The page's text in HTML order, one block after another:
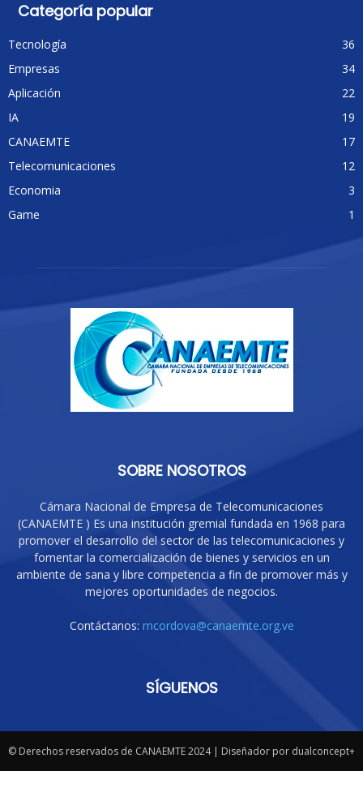
Categoría popular
Tecnología
36
Empresas
34
Aplicación
22
IA
19
CANAEMTE
17
Telecomunicaciones
12
Economia
3
Game
1
SOBRE NOSOTROS
Cámara Nacional de Empresa de Telecomunicaciones
(CANAEMTE ) Es una institución gremial fundada en 1968 para
promover el desarrollo del sector de las telecomunicaciones y
fomentar la comercialización de bienes y servicios en un
ambiente de sana y libre competencia a fin de promover más y
mejores oportunidades de negocios.
Contáctanos: mcordova@canaemte.org.ve
SÍGUENOS
© Derechos reservados de CANAEMTE 2024 | Diseñador por dualconcept+